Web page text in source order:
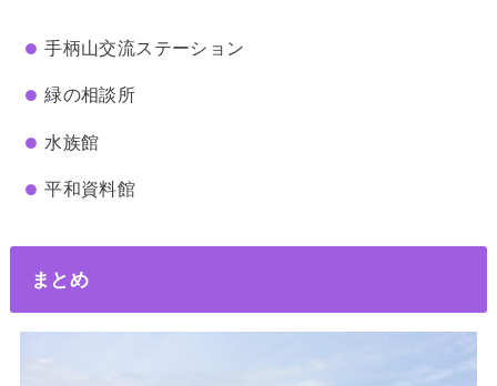
手柄山交流ステーション
緑の相談所
水族館
平和資料館
まとめ